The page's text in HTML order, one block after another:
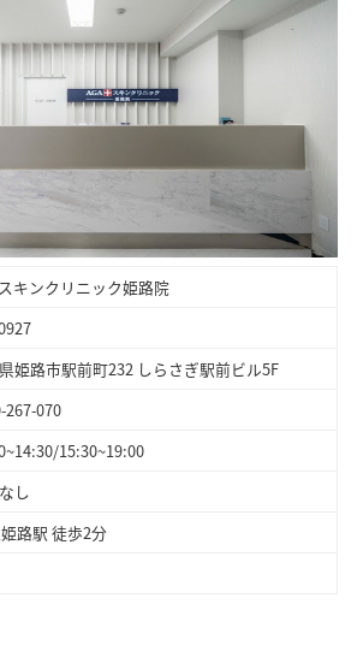
キンクリニック姫路院
姫路市駅前町232 しらさぎ駅前ビル5F
267-070
15:30~19:00
し
路駅 徒歩2分